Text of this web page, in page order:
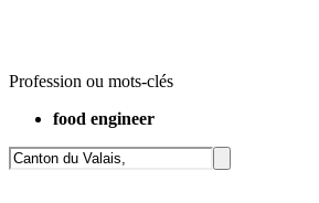
Profession ou mots-clés
food engineer